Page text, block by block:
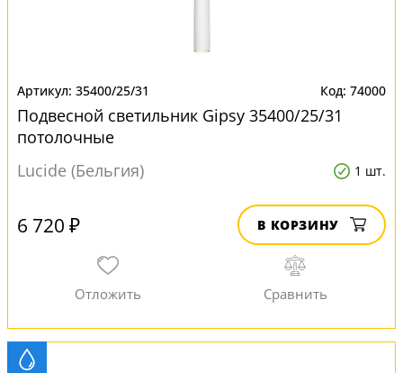
35400/25/31 74000
Подвесной светильник Gipsy 35400/25/31
потолочные
Lucide (Бельгия)
1 шт.
6 720 ₽ В КОРЗИНУ